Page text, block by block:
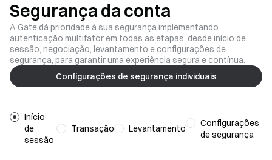
Segurança da conta
A Gate dá prioridade à sua segurança implementando
autenticação multifator em todas as etapas, desde início de
sessão, negociação, levantamento e configurações de
segurança, para garantir uma experiência segura e contínua.
Configurações de segurança individuais
Início
de
sessão
Transação Levantamento
Configurações
de segurança